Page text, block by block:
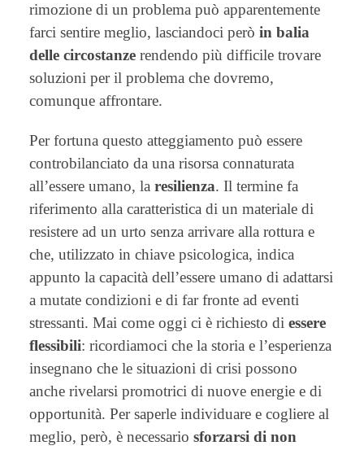
rimozione di un problema può apparentemente
farci sentire meglio, lasciandoci però in balia
delle circostanze rendendo più difficile trovare
soluzioni per il problema che dovremo,
comunque affrontare.
Per fortuna questo atteggiamento può essere
controbilanciato da una risorsa connaturata
all’essere umano, la resilienza. Il termine fa
riferimento alla caratteristica di un materiale di
resistere ad un urto senza arrivare alla rottura e
che, utilizzato in chiave psicologica, indica
appunto la capacità dell’essere umano di adattarsi
a mutate condizioni e di far fronte ad eventi
stressanti. Mai come oggi ci è richiesto di essere
flessibili: ricordiamoci che la storia e l’esperienza
insegnano che le situazioni di crisi possono
anche rivelarsi promotrici di nuove energie e di
opportunità. Per saperle individuare e cogliere al
meglio, però, è necessario sforzarsi di non